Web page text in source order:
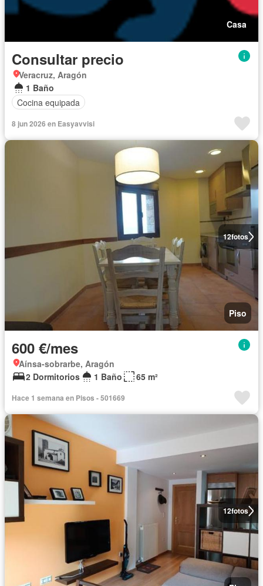
Casa
Consultar precio
Veracruz, Aragón
1 Baño
Cocina equipada
8 jun 2026 en Easyavvisi
12fotos
Piso
600 €/mes
Aínsa-sobrarbe, Aragón
2 Dormitorios
1 Baño 65 m²
Hace 1 semana en Pisos - 501669
12fotos